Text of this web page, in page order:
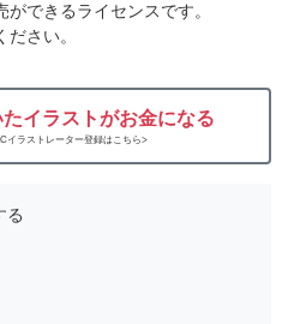
できるライセンスです。
さい。
イラストがお金になる
イラストレーター登録はこちら>
る